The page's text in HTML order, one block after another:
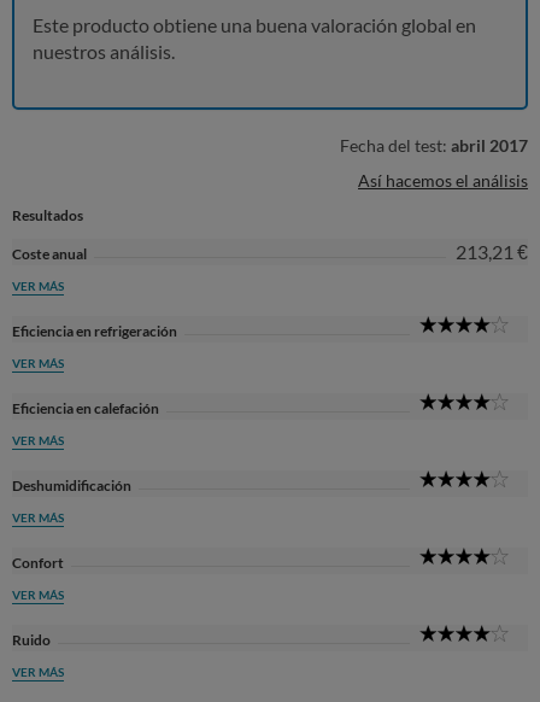
Este producto obtiene una buena valoración global en
nuestros análisis.
Fecha del test: abril 2017
Así hacemos el análisis
Resultados
Coste anual 213,21 €
VER MÁS
Eficiencia en refrigeración
VER MÁS
Eficiencia en calefación
VER MÁS
Deshumidificación
VER MÁS
Confort
VER MÁS
Ruido
VER MÁS